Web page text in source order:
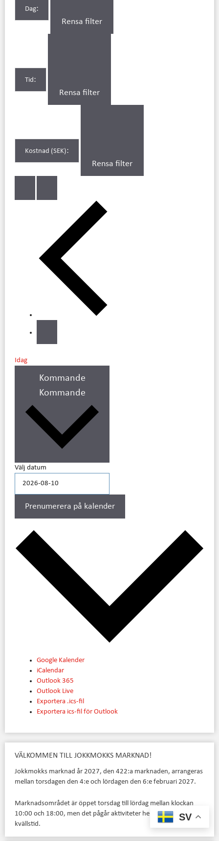
Dag:
Rensa filter
Tid :
Rensa filter
Kostnad (SEK):
Rensa filter
Idag
Kommande
Kommande
Välj datum
Prenumerera på kalender
Google Kalender
iCalendar
Outlook 365
Outlook Live
Exportera .ics-fil
Exportera ics-fil för Outlook
VÄLKOMMEN TILL JOKKMOKKS MARKNAD!
Jokkmokks marknad år 2027, den 422:a marknaden, arrangeras
mellan torsdagen den 4:e och lördagen den 6:e februari 2027.
Marknadsområdet är öppet torsdag till lördag mellan klockan
10:00 och 18:00, men det pågår aktiviteter hela veckan – även
kvällstid.
SV